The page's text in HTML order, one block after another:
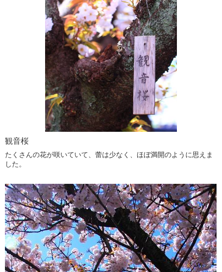
観音桜
たくさんの花が咲いていて、蕾は少なく、ほぼ満開のように思えま
した。